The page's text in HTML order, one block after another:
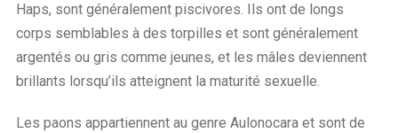
Haps, sont généralement piscivores. Ils ont de longs
corps semblables à des torpilles et sont généralement
argentés ou gris comme jeunes, et les mâles deviennent
brillants lorsqu’ils atteignent la maturité sexuelle.
Les paons appartiennent au genre Aulonocara et sont de